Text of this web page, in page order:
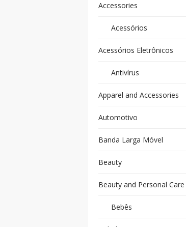
Accessories
Acessórios
Acessórios Eletrônicos
Antivírus
Apparel and Accessories
Automotivo
Banda Larga Móvel
Beauty
Beauty and Personal Care
Bebês